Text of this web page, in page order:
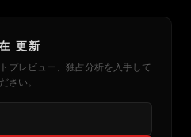
更新
プレビュー、独占分析を入手して
さい。